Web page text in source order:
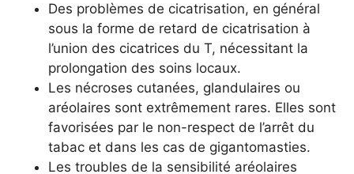
Des problèmes de cicatrisation, en général
sous la forme de retard de cicatrisation à
l’union des cicatrices du T, nécessitant la
prolongation des soins locaux.
Les nécroses cutanées, glandulaires ou
aréolaires sont extrêmement rares. Elles sont
favorisées par le non-respect de l’arrêt du
tabac et dans les cas de gigantomasties.
Les troubles de la sensibilité aréolaires